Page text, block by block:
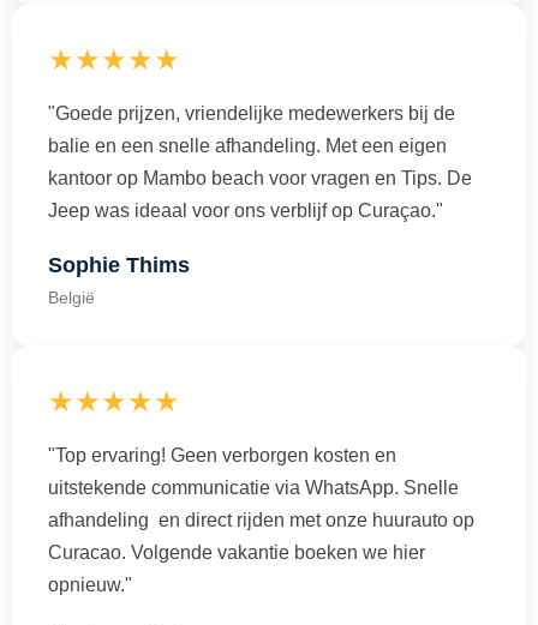
★★★★★
"Goede prijzen, vriendelijke medewerkers bij de
balie en een snelle afhandeling. Met een eigen
kantoor op Mambo beach voor vragen en Tips. De
Jeep was ideaal voor ons verblijf op Curaçao."
Sophie Thims
België
★★★★★
"Top ervaring! Geen verborgen kosten en
uitstekende communicatie via WhatsApp. Snelle
afhandeling en direct rijden met onze huurauto op
Curacao. Volgende vakantie boeken we hier
opnieuw."